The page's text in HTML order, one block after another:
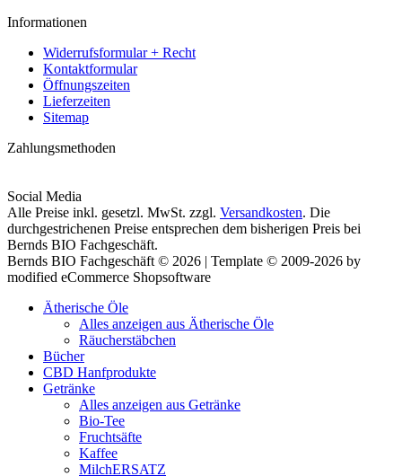
Informationen
Widerrufsformular + Recht
Kontaktformular
Öffnungszeiten
Lieferzeiten
Sitemap
Zahlungsmethoden
Social Media
Alle Preise inkl. gesetzl. MwSt. zzgl. Versandkosten. Die
durchgestrichenen Preise entsprechen dem bisherigen Preis bei
Bernds BIO Fachgeschäft.
Bernds BIO Fachgeschäft © 2026 | Template © 2009-2026 by
modified eCommerce Shopsoftware
Ätherische Öle
Alles anzeigen aus Ätherische Öle
Räucherstäbchen
Bücher
CBD Hanfprodukte
Getränke
Alles anzeigen aus Getränke
Bio-Tee
Fruchtsäfte
Kaffee
MilchERSATZ